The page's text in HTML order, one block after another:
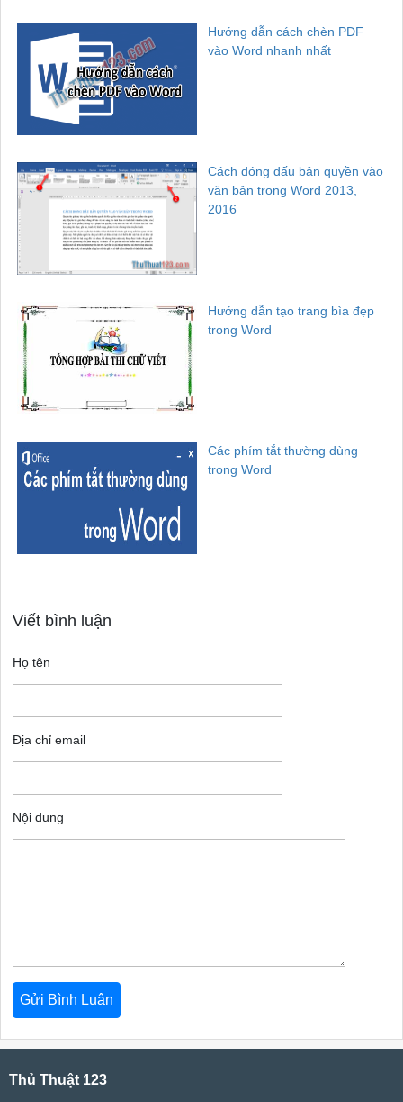
Hướng dẫn cách chèn PDF
vào Word nhanh nhất
Cách đóng dấu bản quyền vào
văn bản trong Word 2013,
2016
Hướng dẫn tạo trang bìa đẹp
trong Word
Các phím tắt thường dùng
trong Word
Viết bình luận
Họ tên
Địa chỉ email
Nội dung
Thủ Thuật 123